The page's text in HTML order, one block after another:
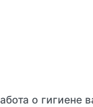
о гигиене